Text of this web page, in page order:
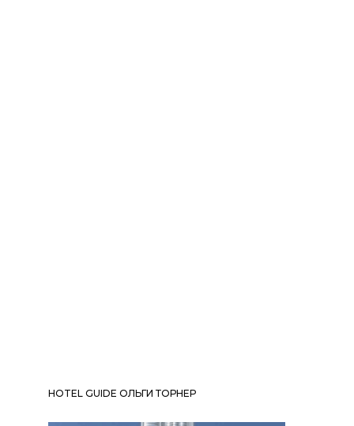
HOTEL GUIDE ОЛЬГИ ТОРНЕР